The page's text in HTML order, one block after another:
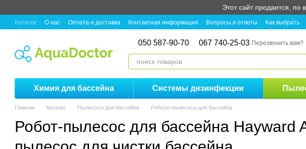
Этот сайт продается, по
Каталог О нас Оплата и доставка Контактная информация Вопросы и ответы Как выбрать
050 587-90-70 067 740-25-03 Перезвонить вам?
Химия для бассейна Системы дизинфекции
Главная Каталог Пылесосы для бассейна Роботы-пылесосы для бассейна
Робот-пылесос для бассейна Hayward